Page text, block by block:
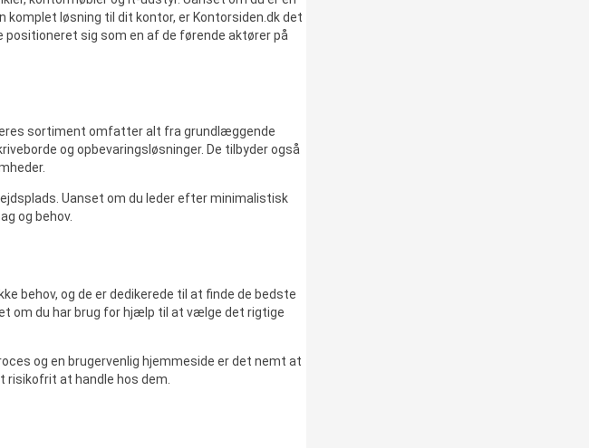
løsning til dit kontor, er Kontorsiden.dk det
sig som en af de førende aktører på
sortiment omfatter alt fra grundlæggende
og opbevaringsløsninger. De tilbyder også
Uanset om du leder efter minimalistisk
og behov.
behov, og de er dedikerede til at finde de bedste
om du har brug for hjælp til at vælge det rigtige
og en brugervenlig hjemmeside er det nemt at
risikofrit at handle hos dem.